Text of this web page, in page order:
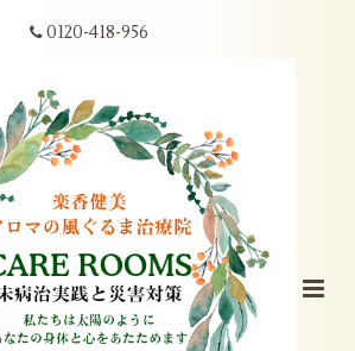
0120-418-956